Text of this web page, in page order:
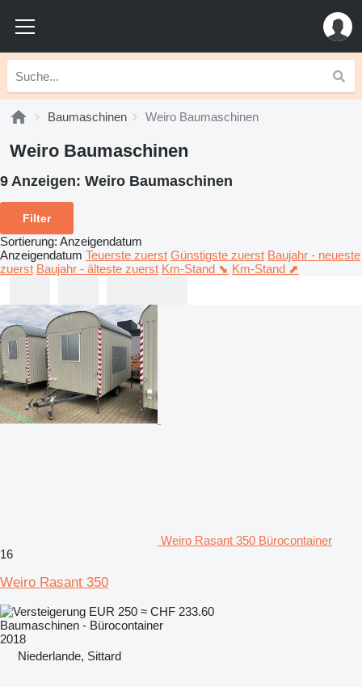
Baumaschinen Weiro Baumaschinen
Weiro Baumaschinen
9 Anzeigen: Weiro Baumaschinen
Filter
Sortierung: Anzeigendatum
Anzeigendatum Teuerste zuerst Günstigste zuerst Baujahr - neueste
zuerst Baujahr - älteste zuerst Km-Stand ⬊ Km-Stand ⬈
Weiro Rasant 350 Bürocontainer
16
Weiro Rasant 350
EUR 250 ≈ CHF 233.60
Baumaschinen - Bürocontainer
2018
Niederlande, Sittard